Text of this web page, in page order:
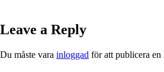
Leave a Reply
Du måste vara inloggad för att publicera en